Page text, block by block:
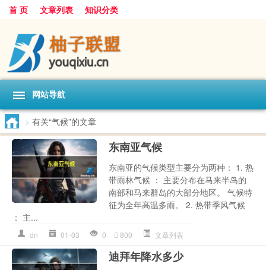
首 页 文章列表 知识分类
网站导航
> 有关“气候”的文章
东南亚气候
东南亚的气候类型主要分为两种： 1. 热
带雨林气候 ： 主要分布在马来半岛的
南部和马来群岛的大部分地区。 气候特
征为全年高温多雨。 2. 热带季风气候
： 主...
dn 01-03 0 800 文章列表
迪拜年降水多少